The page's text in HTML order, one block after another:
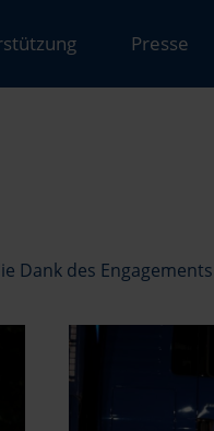
Presse
Dank des